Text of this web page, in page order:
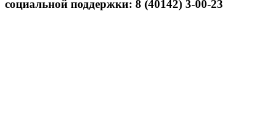
социальной поддержки: 8 (40142) 3-00-23